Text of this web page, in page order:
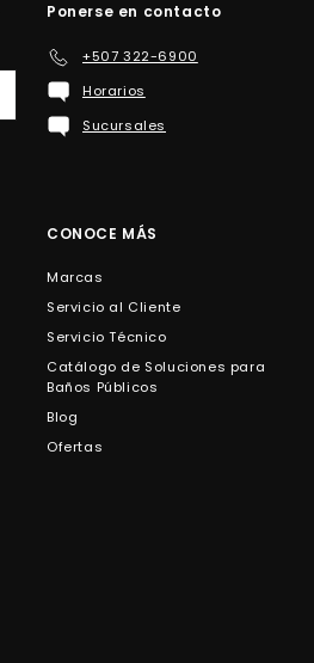
Ponerse en contacto
+507 322-6900
Horarios
Sucursales
CONOCE MÁS
Marcas
Servicio al Cliente
Servicio Técnico
Catálogo de Soluciones para
Baños Públicos
Blog
Ofertas